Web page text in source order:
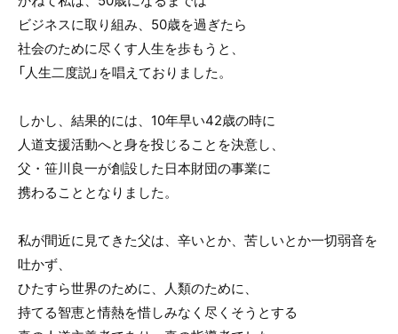
ビジネスに取り組み、50歳を過ぎたら
社会のために尽くす人生を歩もうと、
「人生二度説」を唱えておりました。
しかし、結果的には、10年早い42歳の時に
人道支援活動へと身を投じることを決意し、
父・笹川良一が創設した日本財団の事業に
携わることとなりました。
私が間近に見てきた父は、辛いとか、苦しいとか一切弱音を
吐かず、
ひたすら世界のために、人類のために、
持てる智恵と情熱を惜しみなく尽くそうとする